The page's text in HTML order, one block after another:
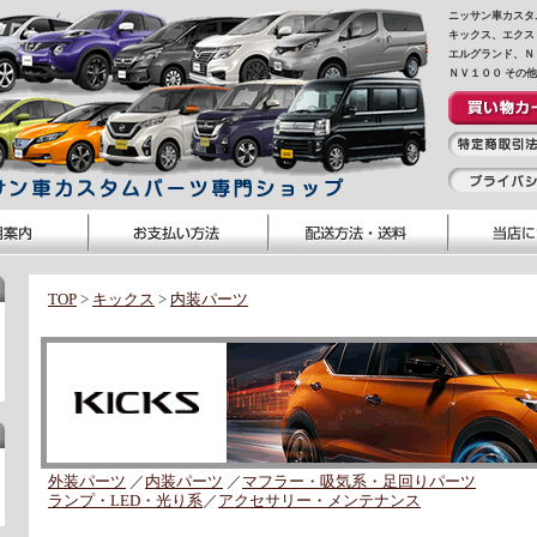
ニッサン車カス
キックス、エク
エルグランド、
ＮＶ１００ その
TOP > キックス > 内装パーツ
外装パーツ ／ 内装パーツ ／ マフラー・吸気系・足回りパーツ
ランプ・LED・光り系／ アクセサリー・メンテナンス